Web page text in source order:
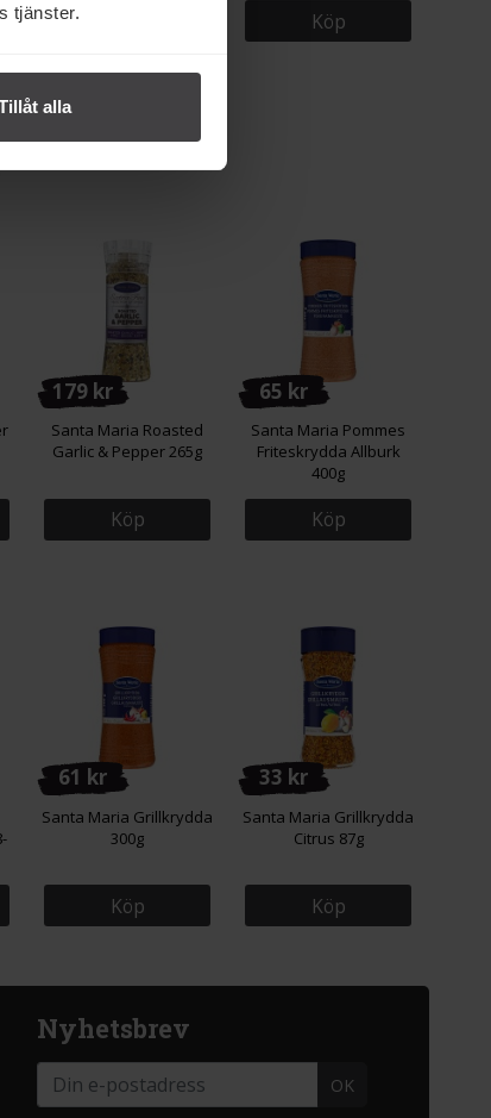
tjänster.
alla
Köp
179 kr
Santa Maria Roasted
Garlic & Pepper 265g
Köp
65 kr
Santa Maria Pommes
Friteskrydda Allburk
400g
Köp
61 kr
Santa Maria Grillkrydda
300g
Köp
33 kr
Santa Maria Grillkrydda
Citrus 87g
Köp
Nyhetsbrev
OK